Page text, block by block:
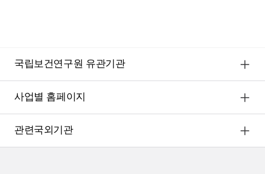
국립보건연구원 유관기관
사업별 홈페이지
관련국외기관